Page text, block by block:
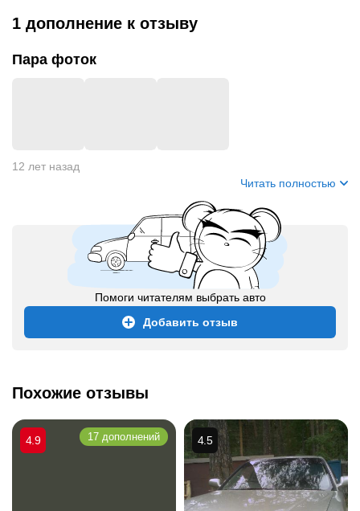
1 дополнение к отзыву
Пара фоток
12 лет назад
Читать полностью
Помоги читателям выбрать авто
Добавить отзыв
Похожие отзывы
4.9 17 дополнений 4.5